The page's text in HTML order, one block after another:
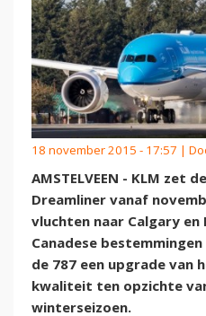
18 november 2015 - 17:57 |
AMSTELVEEN - KLM zet
Dreamliner vanaf
vluchten naar Calgary
Canadese
de 787 een upgrade van
kwaliteit ten opzichte
winterseizoen.